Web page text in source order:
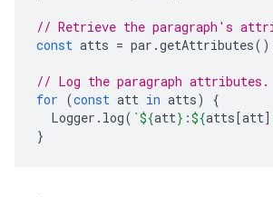
// Retrieve the paragraph's
const atts = par .getAttributes
// Log the paragraph attributes.
for (const att in atts)
{
Logger . log( `${att} :${atts[att]
}